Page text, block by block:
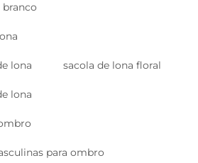
branco
lona sacola de lona floral
lona
para ombro